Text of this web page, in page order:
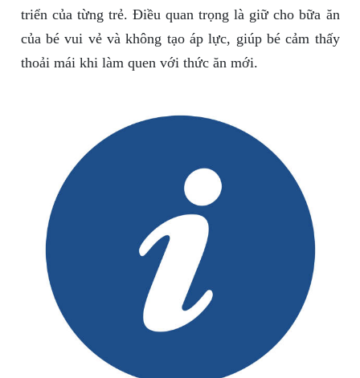
triển của từng trẻ. Điều quan trọng là giữ cho bữa ăn
của bé vui vẻ và không tạo áp lực, giúp bé cảm thấy
thoải mái khi làm quen với thức ăn mới.